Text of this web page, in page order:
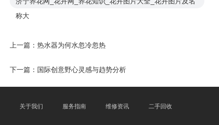
称大
上一篇： 热水器为何水忽冷忽热
下一篇： 国际创意野心灵感与趋势分析
关于我们 服务指南 维修资讯 二手回收